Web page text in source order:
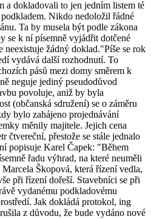
a dokladovali to jen jedním listem té
Nikdo nedoložil řádné
Ta by musela být podle zákona
se k ní písemně vyjádřit dotčené
neexistuje žádný doklad."Píše se rok
vydává další rozhodnutí. To
pásů mezi domy směrem k
neguje jediný pseudodůvod
povoluje, aniž by byla
(občanská sdružení) se o záměru
bylo zahájeno projednávání
měnily majitele. Jejich cena
čtvereční, přestože se stále jednalo
popisuje Karel Čapek: "Během
řadu výhrad, na které neuměli
Škopová, která řízení vedla,
při řízení dořeší. Stavebníci se při
vydanému podkladovému
Jak dokládá protokol, ing
z důvodu, že bude vydáno nové